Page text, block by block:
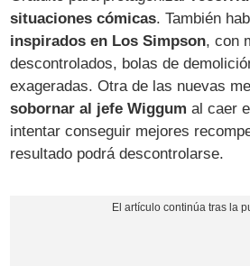
situaciones cómicas. También
inspirados en Los Simpson, con
descontrolados, bolas de
exageradas. Otra de las nuevas
sobornar al jefe Wiggum al caer
intentar conseguir mejores
resultado podrá descontrolarse.